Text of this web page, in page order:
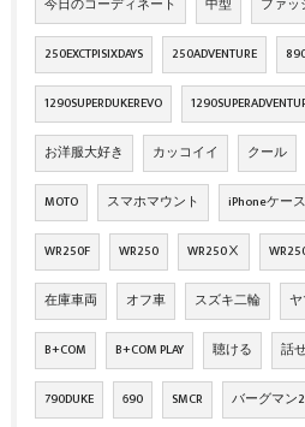
今日のコーディネート 中型 ファ
250EXCTPISIXDAYS 250ADVENTURE
1290SUPERDUKEREVO
お洋服大好き カッコイイ クール
MOTO スマホマウント iPhoneケース
WR250F WR250 WR250Ⅹ
在庫車両 オフ車 スズキ二輪
B+COM B+COM PLAY 聴ける 話
790DUKE 690 SMCR バーグマン